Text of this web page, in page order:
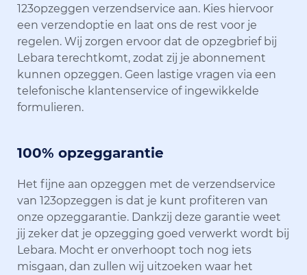
123opzeggen verzendservice aan. Kies hiervoor
een verzendoptie en laat ons de rest voor je
regelen. Wij zorgen ervoor dat de opzegbrief bij
Lebara terechtkomt, zodat zij je abonnement
kunnen opzeggen. Geen lastige vragen via een
telefonische klantenservice of ingewikkelde
formulieren.
100% opzeggarantie
Het fijne aan opzeggen met de verzendservice
van 123opzeggen is dat je kunt profiteren van
onze opzeggarantie. Dankzij deze garantie weet
jij zeker dat je opzegging goed verwerkt wordt bij
Lebara. Mocht er onverhoopt toch nog iets
misgaan, dan zullen wij uitzoeken waar het